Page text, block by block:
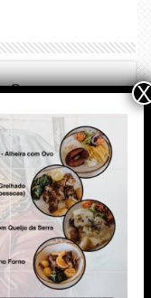
Semana
do Dão e
de 25 a 29 de
Municipal
evento que
contou com a
Desporto que
e …
X